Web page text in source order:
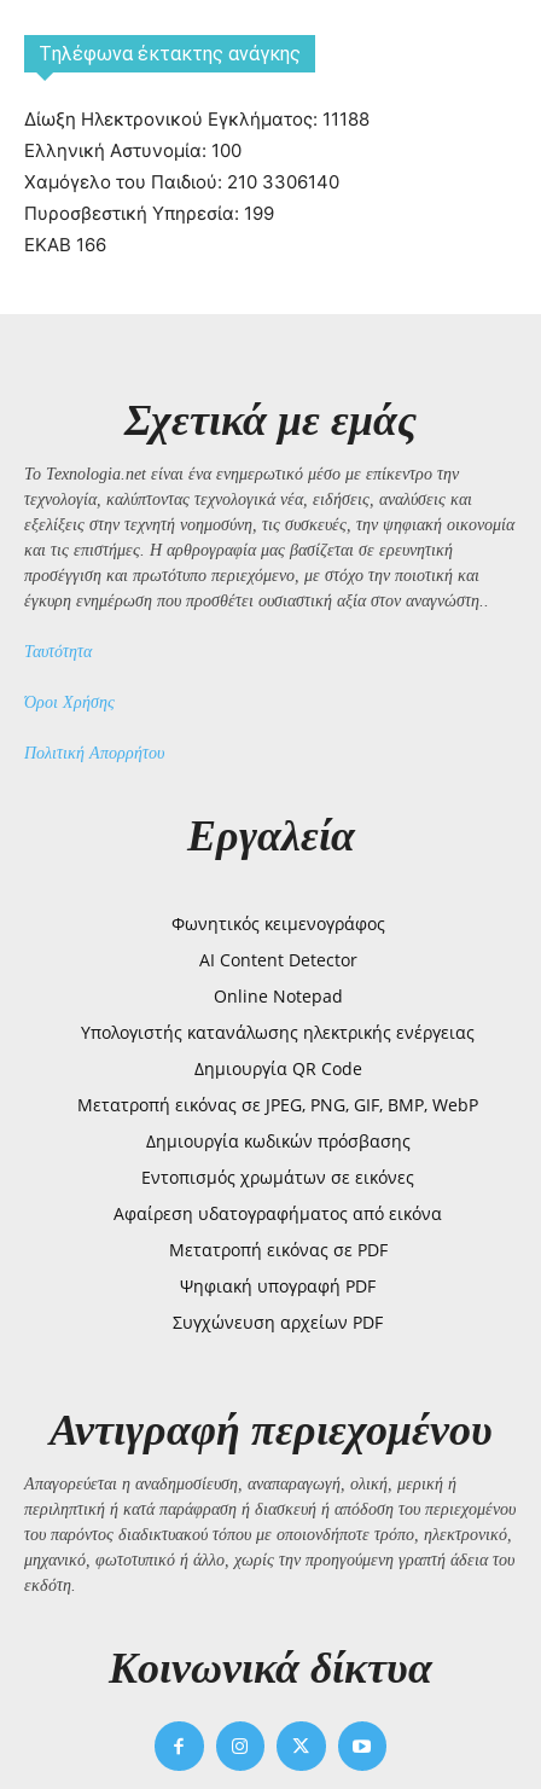
Tηλέφωνα έκτακτης ανάγκης
Δίωξη Ηλεκτρονικού Εγκλήματος: 11188
Ελληνική Αστυνομία: 100
Χαμόγελο του Παιδιού: 210 3306140
Πυροσβεστική Υπηρεσία: 199
ΕΚΑΒ 166
Σχετικά με εμάς
Το Texnologia.net είναι ένα ενημερωτικό μέσο με επίκεντρο την
τεχνολογία, καλύπτοντας τεχνολογικά νέα, ειδήσεις, αναλύσεις και
εξελίξεις στην τεχνητή νοημοσύνη, τις συσκευές, την ψηφιακή οικονομία
και τις επιστήμες. Η αρθρογραφία μας βασίζεται σε ερευνητική
προσέγγιση και πρωτότυπο περιεχόμενο, με στόχο την ποιοτική και
έγκυρη ενημέρωση που προσθέτει ουσιαστική αξία στον αναγνώστη..
Ταυτότητα
Όροι Χρήσης
Πολιτική Απορρήτου
Εργαλεία
Φωνητικός κειμενογράφος
AI Content Detector
Online Notepad
Υπολογιστής κατανάλωσης ηλεκτρικής ενέργειας
Δημιουργία QR Code
Μετατροπή εικόνας σε JPEG, PNG, GIF, BMP, WebP
Δημιουργία κωδικών πρόσβασης
Εντοπισμός χρωμάτων σε εικόνες
Αφαίρεση υδατογραφήματος από εικόνα
Μετατροπή εικόνας σε PDF
Ψηφιακή υπογραφή PDF
Συγχώνευση αρχείων PDF
Αντιγραφή περιεχομένου
Απαγορεύεται η αναδημοσίευση, αναπαραγωγή, ολική, μερική ή
περιληπτική ή κατά παράφραση ή διασκευή ή απόδοση του περιεχομένου
του παρόντος διαδικτυακού τόπου με οποιονδήποτε τρόπο, ηλεκτρονικό,
μηχανικό, φωτοτυπικό ή άλλο, χωρίς την προηγούμενη γραπτή άδεια του
εκδότη.
Kοινωνικά δίκτυα